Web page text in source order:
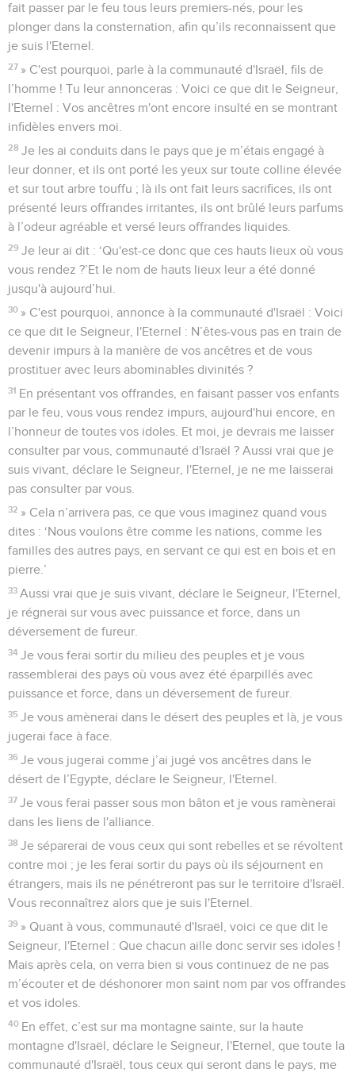
fait passer par le feu tous leurs premiers-nés, pour les
plonger dans la consternation, afin qu’ils reconnaissent que
je suis l'Eternel.
27 » C'est pourquoi, parle à la communauté d'Israël, fils de
l’homme ! Tu leur annonceras : Voici ce que dit le Seigneur,
l'Eternel : Vos ancêtres m'ont encore insulté en se montrant
infidèles envers moi.
28 Je les ai conduits dans le pays que je m’étais engagé à
leur donner, et ils ont porté les yeux sur toute colline élevée
et sur tout arbre touffu ; là ils ont fait leurs sacrifices, ils ont
présenté leurs offrandes irritantes, ils ont brûlé leurs parfums
à l’odeur agréable et versé leurs offrandes liquides.
29 Je leur ai dit : ‘Qu'est-ce donc que ces hauts lieux où vous
vous rendez ?’Et le nom de hauts lieux leur a été donné
jusqu'à aujourd’hui.
30 » C'est pourquoi, annonce à la communauté d'Israël : Voici
ce que dit le Seigneur, l'Eternel : N’êtes-vous pas en train de
devenir impurs à la manière de vos ancêtres et de vous
prostituer avec leurs abominables divinités ?
31 En présentant vos offrandes, en faisant passer vos enfants
par le feu, vous vous rendez impurs, aujourd'hui encore, en
l’honneur de toutes vos idoles. Et moi, je devrais me laisser
consulter par vous, communauté d'Israël ? Aussi vrai que je
suis vivant, déclare le Seigneur, l'Eternel, je ne me laisserai
pas consulter par vous.
32 » Cela n’arrivera pas, ce que vous imaginez quand vous
dites : ‘Nous voulons être comme les nations, comme les
familles des autres pays, en servant ce qui est en bois et en
pierre.’
33 Aussi vrai que je suis vivant, déclare le Seigneur, l'Eternel,
je régnerai sur vous avec puissance et force, dans un
déversement de fureur.
34 Je vous ferai sortir du milieu des peuples et je vous
rassemblerai des pays où vous avez été éparpillés avec
puissance et force, dans un déversement de fureur.
35 Je vous amènerai dans le désert des peuples et là, je vous
jugerai face à face.
36 Je vous jugerai comme j’ai jugé vos ancêtres dans le
désert de l’Egypte, déclare le Seigneur, l'Eternel.
37 Je vous ferai passer sous mon bâton et je vous ramènerai
dans les liens de l'alliance.
38 Je séparerai de vous ceux qui sont rebelles et se révoltent
contre moi ; je les ferai sortir du pays où ils séjournent en
étrangers, mais ils ne pénétreront pas sur le territoire d'Israël.
Vous reconnaîtrez alors que je suis l'Eternel.
39 » Quant à vous, communauté d'Israël, voici ce que dit le
Seigneur, l'Eternel : Que chacun aille donc servir ses idoles !
Mais après cela, on verra bien si vous continuez de ne pas
m’écouter et de déshonorer mon saint nom par vos offrandes
et vos idoles.
40 En effet, c’est sur ma montagne sainte, sur la haute
montagne d'Israël, déclare le Seigneur, l'Eternel, que toute la
communauté d'Israël, tous ceux qui seront dans le pays, me